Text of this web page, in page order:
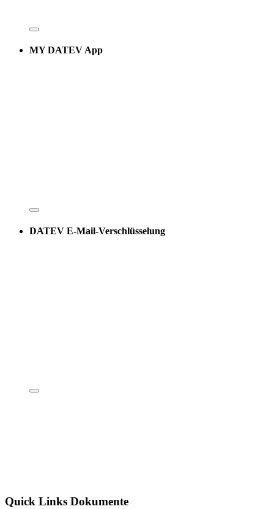
MY DATEV App
DATEV E-Mail-Verschlüsselung
Quick Links Dokumente